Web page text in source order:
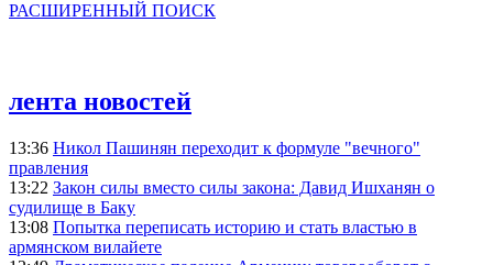
РАСШИРЕННЫЙ ПОИСК
лента новостей
13:36 Никол Пашинян переходит к формуле "вечного"
правления
13:22 Закон силы вместо силы закона: Давид Ишханян о
судилище в Баку
13:08 Попытка переписать историю и стать властью в
армянском вилайете